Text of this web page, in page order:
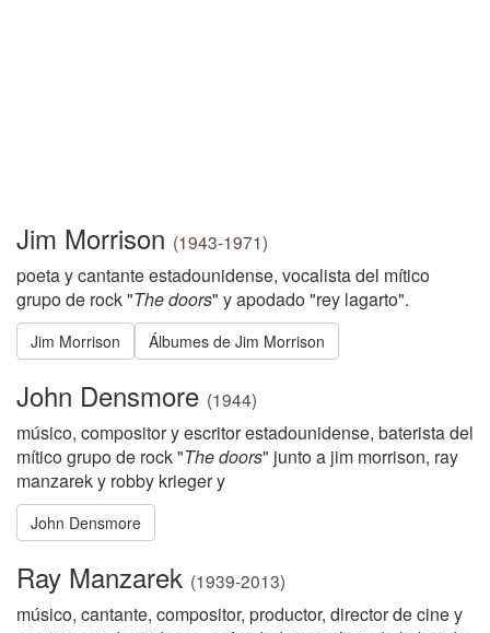
Jim Morrison (1943-1971)
poeta y cantante estadounidense, vocalista del mítico
grupo de rock "The doors" y apodado "rey lagarto".
Jim Morrison Álbumes de Jim Morrison
John Densmore (1944)
músico, compositor y escritor estadounidense, baterista del
mítico grupo de rock "The doors" junto a jim morrison, ray
manzarek y robby krieger y
John Densmore
Ray Manzarek (1939-2013)
músico, cantante, compositor, productor, director de cine y